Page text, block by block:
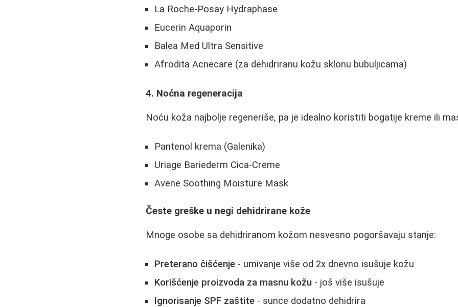
La Roche-Posay Hydraphase
Eucerin Aquaporin
Balea Med Ultra Sensitive
Afrodita Acnecare (za dehidriranu kožu sklonu bubuljicama)
4. Noćna regeneracija
Noću koža najbolje regeneriše, pa je idealno koristiti bogatije kreme ili
Pantenol krema (Galenika)
Uriage Bariederm Cica-Creme
Avene Soothing Moisture Mask
Česte greške u negi dehidrirane kože
Mnoge osobe sa dehidriranom kožom nesvesno pogoršavaju stanje:
Preterano čišćenje - umivanje više od 2x dnevno isušuje kožu
Korišćenje proizvoda za masnu kožu - još više isušuje
Ignorisanje SPF zaštite - sunce dodatno dehidrira